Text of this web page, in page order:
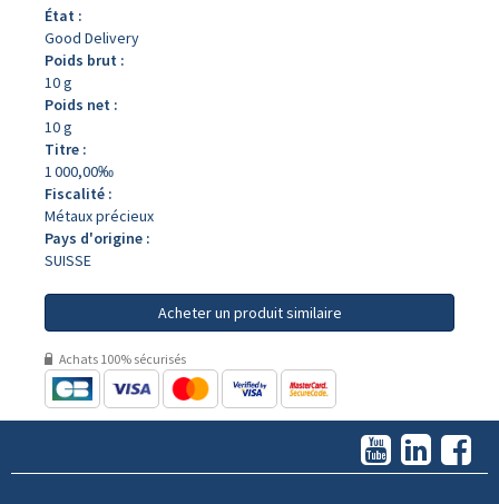
État :
Good Delivery
Poids brut :
10 g
Poids net :
10 g
Titre :
1 000,00‰
Fiscalité :
Métaux précieux
Pays d'origine :
SUISSE
Acheter un produit similaire
Achats 100% sécurisés